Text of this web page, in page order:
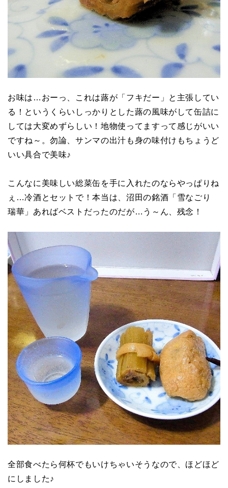
お味は…おーっ、これは蕗が「フキだー」と主張してい
る！というくらいしっかりとした蕗の風味がして缶詰に
しては大変めずらしい！地物使ってますって感じがいい
ですね～。勿論、サンマの出汁も身の味付けもちょうど
いい具合で美味♪
こんなに美味しい総菜缶を手に入れたのならやっぱりね
ぇ…冷酒とセットで！本当は、沼田の銘酒「雪なごり
瑞華」あればベストだったのだが…う～ん、残念！
全部食べたら何杯でもいけちゃいそうなので、ほどほど
にしました♪